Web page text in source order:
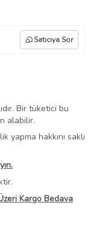
Satıcıya Sor
Bir tüketici bu
alabilir.
yapma hakkını saklı
Kargo Bedava